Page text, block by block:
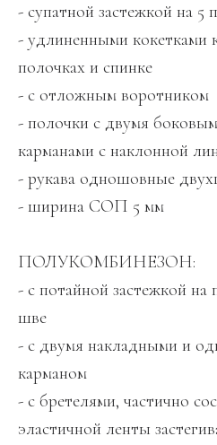
- супатной застежкой на 5
- удлиненными кокетками
полочках и спинке
- с отложным воротником
- полочки с двумя
карманами с наклонной
- рукава одношовные
- ширина СОП 5 мм
ПОЛУКОМБИНЕЗОН:
- с потайной застежкой
шве
- с двумя накладными и
карманом
- с бретелями, частично
эластичной ленты